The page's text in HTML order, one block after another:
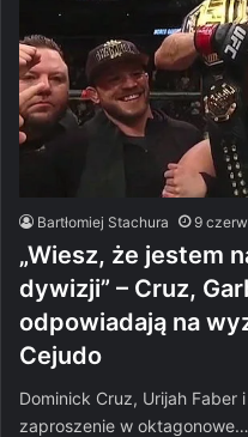
Bartłomiej Stachura 9
„Wiesz, że jestem
dywizji” – Cruz,
odpowiadają na
Cejudo
Dominick Cruz, Urijah
zaproszenie w oktagonowe…